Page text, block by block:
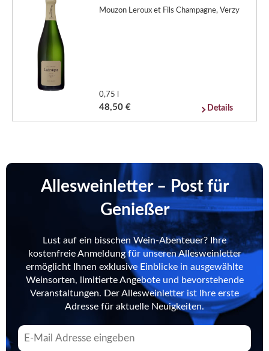
Mouzon Leroux et Fils Champagne, Verzy
0,75 l
48,50 € Details
Allesweinletter – Post für
Genießer
Lust auf ein bisschen Wein-Abenteuer? Ihre
kostenfreie Anmeldung für unseren Allesweinletter
ermöglicht Ihnen exklusive Einblicke in ausgewählte
Weinsorten, limitierte Angebote und bevorstehende
Veranstaltungen. Der Allesweinletter ist Ihre erste
Adresse für aktuelle Neuigkeiten.